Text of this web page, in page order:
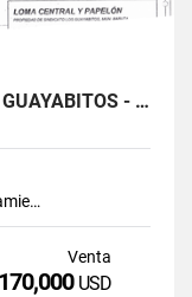
VENDO TERRENO 6.048,52M2 LOS GUAYABITOS - BARUTA
Estacionamiento
Venta
USD